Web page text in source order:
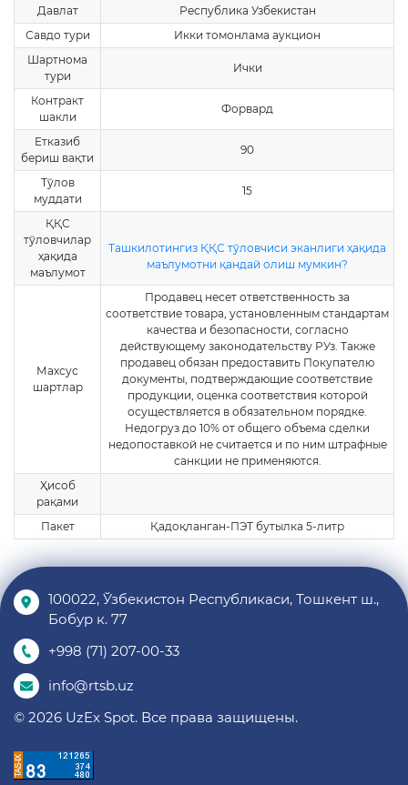
Давлат
Республика Узбекистан
Савдо тури
Икки томонлама аукцион
Шартнома
тури
Ички
Контракт
шакли
Форвард
Етказиб
бериш вақти
90
Тўлов
муддати
15
ҚҚС
тўловчилар
ҳақида
маълумот
Ташкилотингиз ҚҚС тўловчиси эканлиги ҳақида
маълумотни қандай олиш мумкин?
Махсус
шартлар
Продавец несет ответственность за
соответствие товара, установленным стандартам
качества и безопасности, согласно
действующему законодательству РУз. Также
продавец обязан предоставить Покупателю
документы, подтверждающие соответствие
продукции, оценка соответствия которой
осуществляется в обязательном порядке.
Недогруз до 10% от общего объема сделки
недопоставкой не считается и по ним штрафные
санкции не применяются.
Ҳисоб
рақами
Пакет
Қадоқланган-ПЭТ бутылка 5-литр
100022, Ўзбекистон Республикаси, Тошкент ш.,
Бобур к. 77
+998 (71) 207-00-33
info@rtsb.uz
© 2026 UzEx Spot. Все права защищены.